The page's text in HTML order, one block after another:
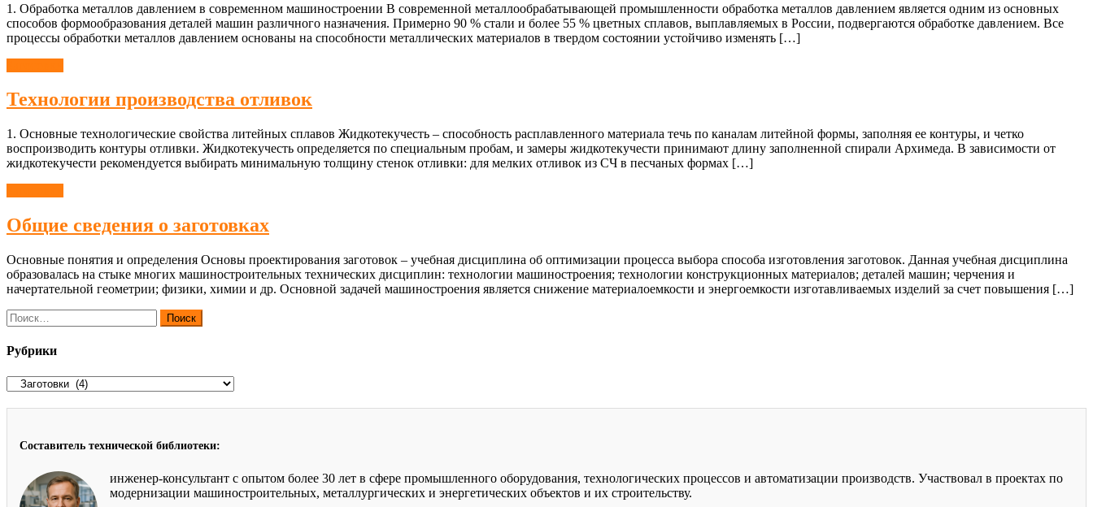
1. Обработка металлов давлением в современном машиностроении В современной металлообрабатывающей промышленности обработка металлов давлением является одним из основных
способов формообразования деталей машин различного назначения. Примерно 90 % стали и более 55 % цветных сплавов, выплавляемых в России, подвергаются обработке давлением. Все
процессы обработки металлов давлением основаны на способности металлических материалов в твердом состоянии устойчиво изменять […]
Технологии производства отливок
1. Основные технологические свойства литейных сплавов Жидкотекучесть – способность расплавленного материала течь по каналам литейной формы, заполняя ее контуры, и четко
воспроизводить контуры отливки. Жидкотекучесть определяется по специальным пробам, и замеры жидкотекучести принимают длину заполненной спирали Архимеда. В зависимости от
жидкотекучести рекомендуется выбирать минимальную толщину стенок отливки: для мелких отливок из СЧ в песчаных формах […]
Общие сведения о заготовках
Основные понятия и определения Основы проектирования заготовок – учебная дисциплина об оптимизации процесса выбора способа изготовления заготовок. Данная учебная дисциплина
образовалась на стыке многих машиностроительных технических дисциплин: технологии машиностроения; технологии конструкционных материалов; деталей машин; черчения и
начертательной геометрии; физики, химии и др. Основной задачей машиностроения является снижение материалоемкости и энергоемкости изготавливаемых изделий за счет повышения […]
Найти:
Рубрики
Рубрики
Составитель технической библиотеки:
инженер-консультант с опытом более 30 лет в сфере промышленного оборудования, технологических процессов и автоматизации производств. Участвовал в проектах по
модернизации машиностроительных, металлургических и энергетических объектов и их строительству.